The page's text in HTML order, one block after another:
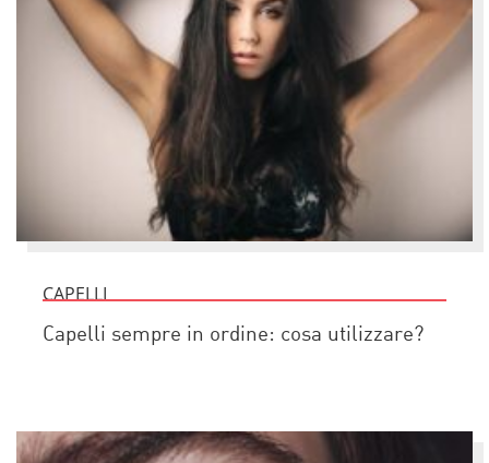
CAPELLI
Capelli sempre in ordine: cosa utilizzare?